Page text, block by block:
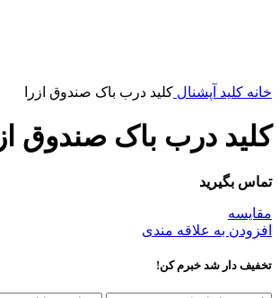
خانه کلید آپشنال کلید درب باک صندوق ازرا
کلید درب باک صندوق
تماس بگیرید
مقایسه
افزودن به علاقه مندی
تخفیف دار شد خبرم کن!